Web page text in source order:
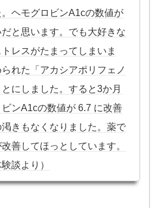
ヘモグロビンA1cの数値が
と思います。でも大好きな
レスがたまってしまいま
れた「アカシアポリフェノ
にしました。すると3か月
ンA1cの数値が 6.7 に改善
きもなくなりました。薬で
善してほっとしています。
談より）